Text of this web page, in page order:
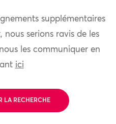
supplémentaires
serions ravis de les
les communiquer en
ici
LA RECHERCHE